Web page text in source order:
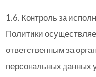
1.6. Контроль за
Политики
ответственным за
персональных данных